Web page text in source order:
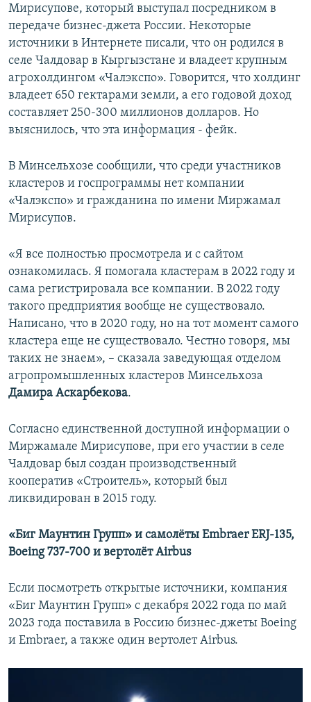
Мирисупове, который выступал посредником в
передаче бизнес-джета России. Некоторые
источники в Интернете писали, что он родился в
селе Чалдовар в Кыргызстане и владеет крупным
агрохолдингом «Чалэкспо». Говорится, что холдинг
владеет 650 гектарами земли, а его годовой доход
составляет 250-300 миллионов долларов. Но
выяснилось, что эта информация - фейк.
В Минсельхозе сообщили, что среди участников
кластеров и госпрограммы нет компании
«Чалэкспо» и гражданина по имени Миржамал
Мирисупов.
«Я все полностью просмотрела и с сайтом
ознакомилась. Я помогала кластерам в 2022 году и
сама регистрировала все компании. В 2022 году
такого предприятия вообще не существовало.
Написано, что в 2020 году, но на тот момент самого
кластера еще не существовало. Честно говоря, мы
таких не знаем», – сказала заведующая отделом
агропромышленных кластеров Минсельхоза
Дамира Аскарбекова.
Согласно единственной доступной информации о
Миржамале Мирисупове, при его участии в селе
Чалдовар был создан производственный
кооператив «Строитель», который был
ликвидирован в 2015 году.
«Биг Маунтин Групп» и самолёты Embraer ERJ-135,
Boeing 737-700 и вертолёт Airbus
Если посмотреть открытые источники, компания
«Биг Маунтин Групп» с декабря 2022 года по май
2023 года поставила в Россию бизнес-джеты Boeing
и Embraer, а также один вертолет Airbus.